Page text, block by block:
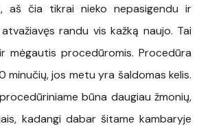
aš čia tikrai nieko nepasigendu ir
randu vis kažką naujo. Tai
mėgautis procedūromis. Procedūra
minučių, jos metu yra šaldomas kelis.
būna daugiau žmonių,
kadangi dabar šitame kambaryje